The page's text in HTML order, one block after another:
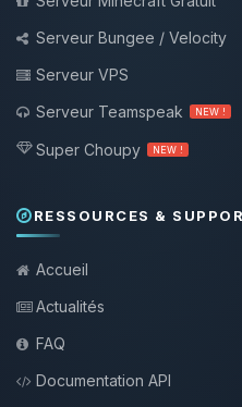
Serveur Bungee / Velocity
Serveur VPS
Serveur Teamspeak
NEW !
Super Choupy NEW !
RESSOURCES &
Accueil
Actualités
FAQ
Documentation API